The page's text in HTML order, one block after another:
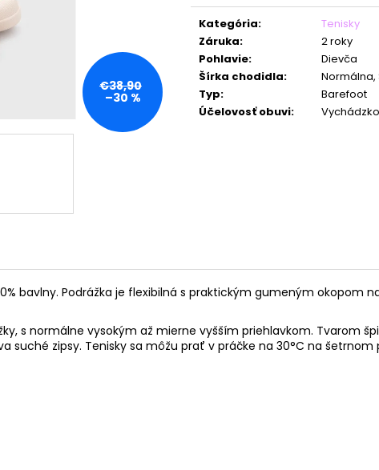
Jednotková
cena:
Kategória:
Tenisky
Záruka:
2 roky
Pohlavie:
Dievča
Šírka chodidla:
Normálna,
Typ:
Barefoot
Účelovosť obuvi:
€38,90
–30 %
bavlny. Podrážka je flexibilná s praktickým gumeným okopom
s normálne vysokým až mierne vyšším priehlavkom. Tvarom
suché zipsy. Tenisky sa môžu prať v práčke na 30°C na